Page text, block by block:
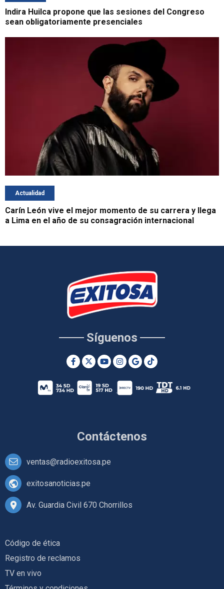
Indira Huilca propone que las sesiones del Congreso
sean obligatoriamente presenciales
Actualidad
Carín León vive el mejor momento de su carrera y llega
a Lima en el año de su consagración internacional
Contáctenos
ventas@radioexitosa.pe
exitosanoticias.pe
Av. Guardia Civil 670 Chorrillos
Síguenos
Código de ética
Registro de reclamos
TV en vivo